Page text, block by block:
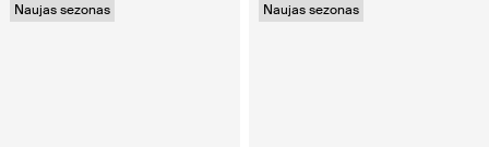
Naujas sezonas Naujas sezonas